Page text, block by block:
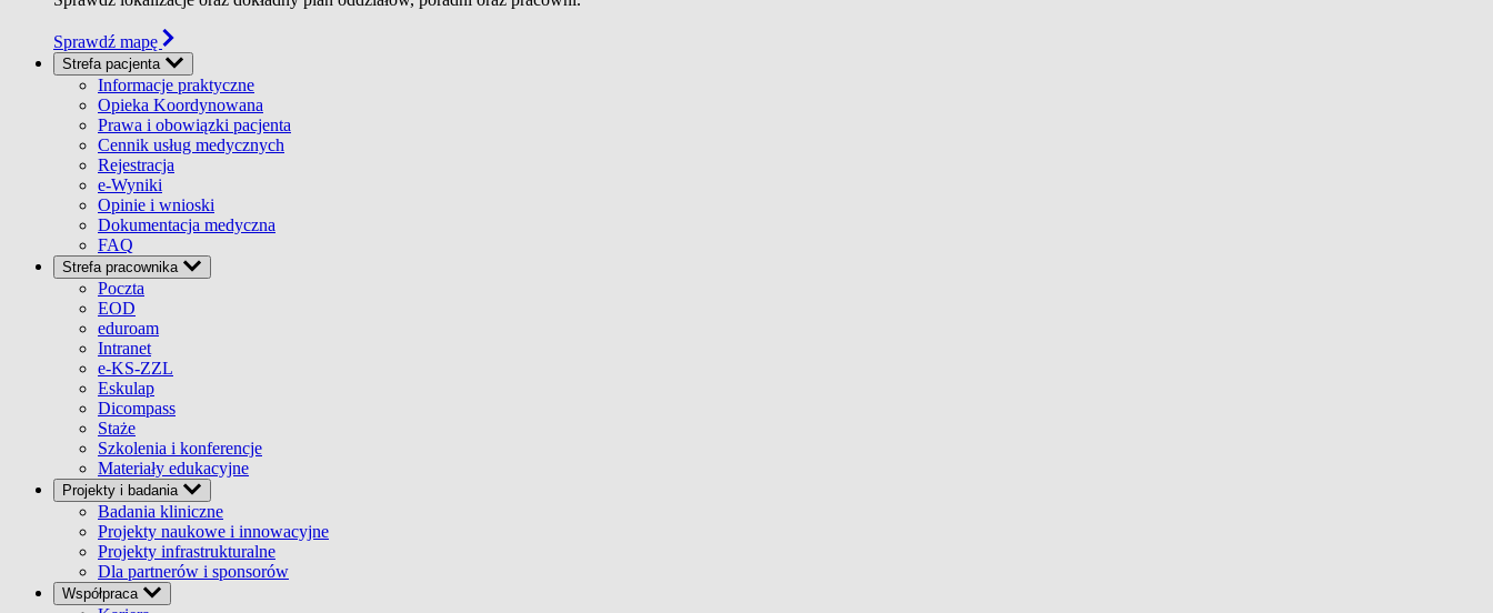
Sprawdź mapę
Strefa pacjenta
Informacje praktyczne
Opieka Koordynowana
Prawa i obowiązki pacjenta
Cennik usług medycznych
Rejestracja
e-Wyniki
Opinie i wnioski
Dokumentacja medyczna
FAQ
Strefa pracownika
Poczta
EOD
eduroam
Intranet
e-KS-ZZL
Eskulap
Dicompass
Staże
Szkolenia i konferencje
Materiały edukacyjne
Projekty i badania
Badania kliniczne
Projekty naukowe i innowacyjne
Projekty infrastrukturalne
Dla partnerów i sponsorów
Współpraca